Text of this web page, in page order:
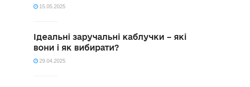
15.05.2025
Ідеальні заручальні каблучки – які
вони і як вибирати?
29.04.2025